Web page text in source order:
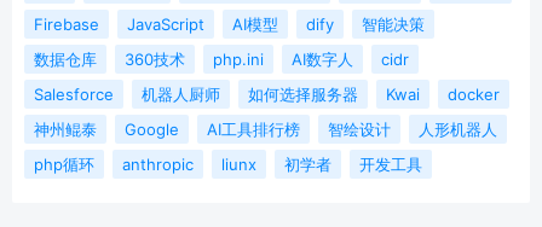
Firebase
JavaScript AI模型 dify
智能决策
数据仓库
360技术 php.ini AI数字人
cidr
Salesforce
机器人厨师 如何选择服务器 Kwai
docker
神州鲲泰
Google AI工具排行榜 智绘设计
人形机器人
php循环
anthropic liunx 初学者 开发工具